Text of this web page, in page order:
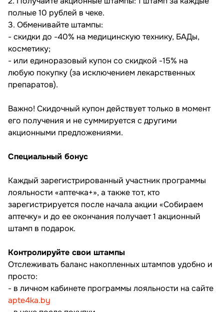
полные 10 рублей в чеке.
3. Обменивайте штампы:
- скидки до -40% на медицинскую технику, БАДы,
косметику;
- или единоразовый купон со скидкой -15% на
любую покупку (за исключением лекарственных
препаратов).
Важно! Скидочный купон действует только в момент
его получения и не суммируется с другими
акционными предложениями.
Специальный бонус
Каждый зарегистрированный участник программы
лояльности «аптечка+», а также тот, кто
зарегистрируется после начала акции «Собираем
аптечку» и до ее окончания получает 1 акционный
штамп в подарок.
Контролируйте свои штампы
Отслеживать баланс накопленных штампов удобно и
просто:
- в личном кабинете программы лояльности на сайте
apte4ka.by